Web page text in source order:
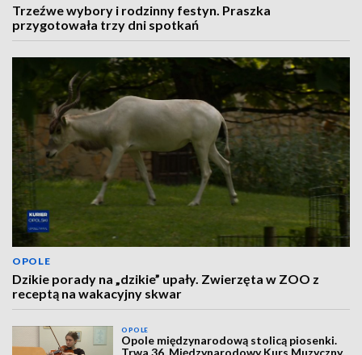
Trzeźwe wybory i rodzinny festyn. Praszka
przygotowała trzy dni spotkań
OPOLE
Dzikie porady na „dzikie” upały. Zwierzęta w ZOO z
receptą na wakacyjny skwar
OPOLE
Opole międzynarodową stolicą piosenki.